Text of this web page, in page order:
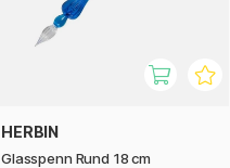
HERBIN
Glasspenn Rund 18 cm